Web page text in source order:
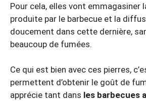
Pour cela, elles vont emmagasiner
produite par le barbecue et la
doucement dans cette dernière,
beaucoup de fumées.
Ce qui est bien avec ces pierres,
permettent d’obtenir le goût de
apprécie tant dans les barbecues